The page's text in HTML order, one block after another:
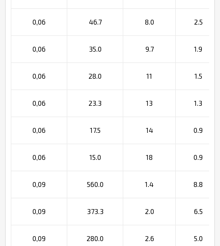
0,06 46.7 8.0 2.5
0,06 35.0 9.7 1.9
0,06 28.0 11 1.5
0,06 23.3 13 1.3
0,06 17.5 14 0.9
0,06 15.0 18 0.9
0,09 560.0 1.4 8.8
0,09 373.3 2.0 6.5
0,09 280.0 2.6 5.0